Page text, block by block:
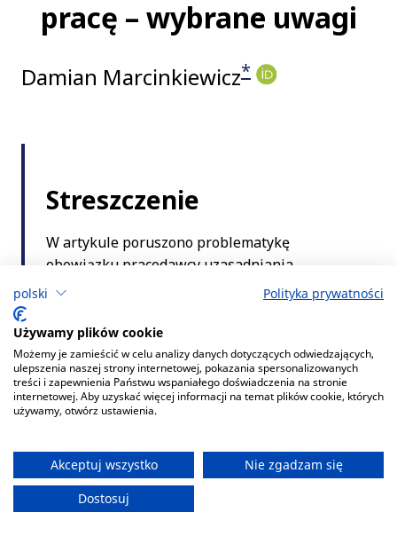
polski Polityka prywatności
Używamy plików cookie
Możemy je zamieścić w celu analizy danych dotyczących odwiedzających,
ulepszenia naszej strony internetowej, pokazania spersonalizowanych
treści i zapewnienia Państwu wspaniałego doświadczenia na stronie
internetowej. Aby uzyskać więcej informacji na temat plików cookie, których
używamy, otwórz ustawienia.
Akceptuj wszystko
Nie zgadzam się
Dostosuj